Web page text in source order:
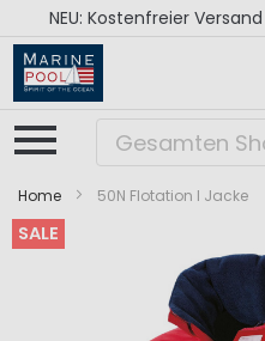
NEU: Kostenfreier
Home 50N Flotation I Jacke
SALE
Zum
Zum